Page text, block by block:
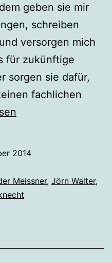
geben sie mir
schreiben
versorgen mich
für zukünftige
sorgen sie dafür,
fachlichen
2014
Meissner, Jörn Walter,